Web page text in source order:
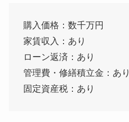
購入価格：数千万円
家賃収入：あり
ローン返済：あり
管理費・修繕積立金：あり
固定資産税：あり